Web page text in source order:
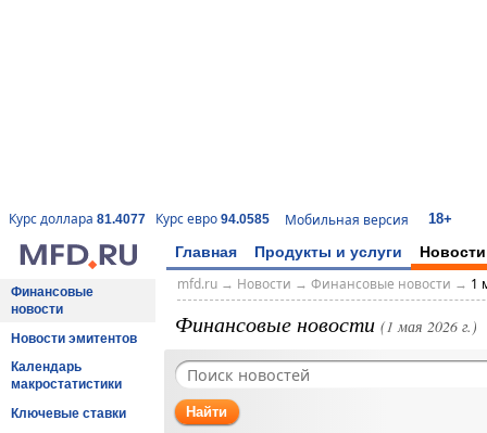
Курс доллара 81.4077 Курс евро 94.0585 Мобильная версия 18+
Главная Продукты и услуги Новости
Финансовые
новости
Новости эмитентов
Календарь
макростатистики
Ключевые ставки
mfd.ru→ Новости → Финансовые новости → 1
Финансовые новости (1 мая 2026 г.)
Найти